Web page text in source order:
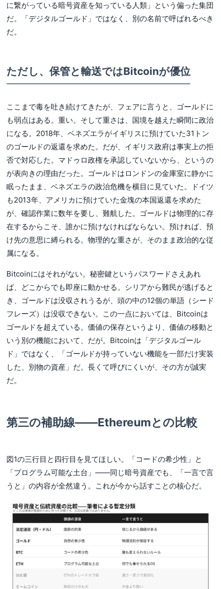
に繋がっている暗号資産を知っている人類」という偏った集団
だ。「デジタルゴールド」ではなく、別の名前で呼ばれるべき
だ。
ただし、保管と輸送ではBitcoinが優位
ここまで毒を吐き続けてきたが、フェアに言うと、ゴールドに
も弱点はある。重い。そして重さは、国境を越えた瞬間に政治
になる。2018年、ベネズエラがイギリスに預けていた31トン
のゴールドの返還を求めた。だが、イギリス政府は事実上の拒
否で対応した。マドゥロ政権を承認していないから、というの
が表向きの理由だった。ゴールドはロンドンの金庫室に静かに
眠ったまま、ベネズエラの政治危機を横目に見ていた。ドイツ
も2013年、アメリカに預けていた金塊の本国返還を求めた
が、確認作業に数年を要し、難航した。ゴールドは物理的に存
在するからこそ、誰かに預けなければならない。預ければ、預
け先の意思に縛られる。物理的な重さが、そのまま政治的な従
属になる。
Bitcoinにはそれがない。秘密鍵というパスワードさえあれ
ば、どこからでも即座に動かせる。シリアから難民が逃げると
き、ゴールドは没収されうるが、頭の中の12個の単語（シード
フレーズ）は没収できない。この一点においては、Bitcoinは
ゴールドを超えている。価値の保存というより、価値の移動と
いう別の機能において、だが。Bitcoinは「デジタルゴール
ド」ではなく、「ゴールドが持っていない機能を一部だけ実装
した、別物の資産」だ。長くて呼びにくいが、その方が誠実
だ。
第三の補助線——Ethereumとの比較
図1の三行目と四行目を見てほしい。「コードの希少性」と
「プログラム可能な土台」——同じ暗号資産でも、「一言で言
うと」の内容が全然違う。これが今から話すことの核心だ。